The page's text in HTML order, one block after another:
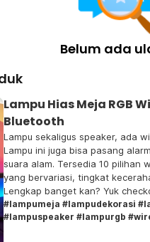
Belum ada
Lampu Hias Meja RGB
Bluetooth
Lampu sekaligus speaker, ada
Lampu ini juga bisa pasang
suara alam. Tersedia 10 pilihan warna dengan mode lampu
yang bervariasi, tingkat
Lengkap banget kan? Yuk checkout
kami di Social Media yuk!
Twitter :
#lampumeja #lampudekorasi
#lampuspeaker #lampurgb